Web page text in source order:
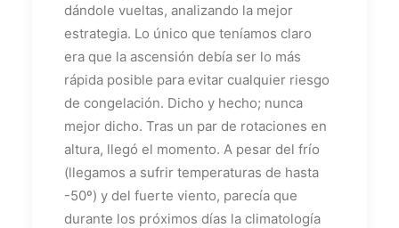
dándole vueltas, analizando la mejor
estrategia. Lo único que teníamos claro
era que la ascensión debía ser lo más
rápida posible para evitar cualquier riesgo
de congelación. Dicho y hecho; nunca
mejor dicho. Tras un par de rotaciones en
altura, llegó el momento. A pesar del frío
(llegamos a sufrir temperaturas de hasta
-50º) y del fuerte viento, parecía que
durante los próximos días la climatología